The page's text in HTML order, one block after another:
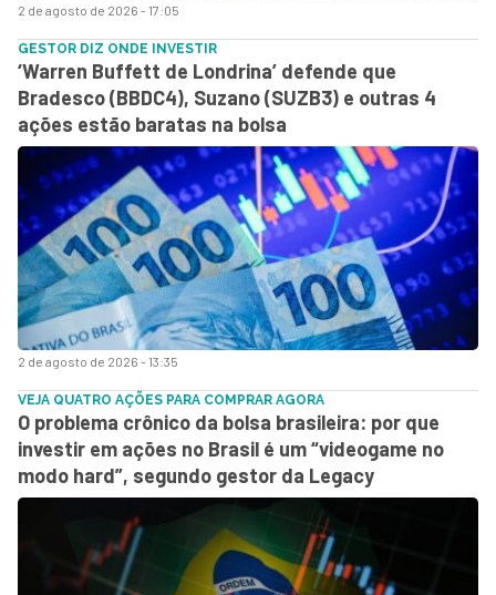
2 de agosto de 2026 - 17:05
2 de agosto de 2026 - 13:35
GESTOR DIZ ONDE INVESTIR
‘Warren Buffett de Londrina’ defende que
Bradesco (BBDC4), Suzano (SUZB3) e outras 4
ações estão baratas na bolsa
VEJA QUATRO AÇÕES PARA COMPRAR AGORA
O problema crônico da bolsa brasileira: por que
investir em ações no Brasil é um “videogame no
modo hard”, segundo gestor da Legacy